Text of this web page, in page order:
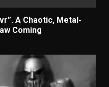
A Chaotic, Metal-
Coming